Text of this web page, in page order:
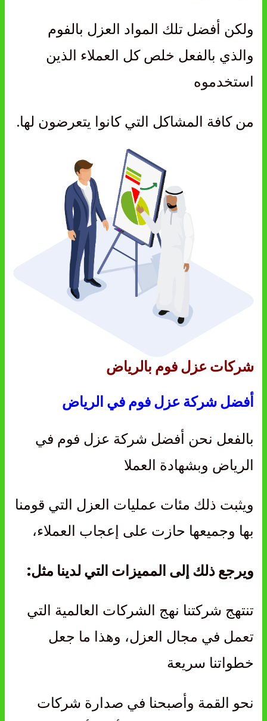
ولكن أفضل تلك المواد العزل بالفوم
والذي بالفعل خلص كل العملاء الذين
استخدموه
من كافة المشاكل التي كانوا يتعرضون لها.
شركات عزل فوم بالرياض
أفضل شركة عزل فوم في الرياض
بالفعل نحن أفضل شركة عزل فوم في
الرياض وبشهادة العملا
ويثبت ذلك مئات عمليات العزل التي قومنا
بها وجميعها حازت على إعجاب العملاء،
ويرجع ذلك إلى المميزات التي لدينا مثل:
تنتهج شركتنا نهج الشركات العالمية التي
تعمل في مجال العزل، وهذا ما جعل
خطواتنا سريعة
نحو القمة وأصبحنا في صدارة شركات